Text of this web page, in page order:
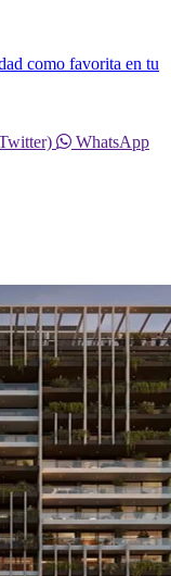
como favorita en tu
WhatsApp